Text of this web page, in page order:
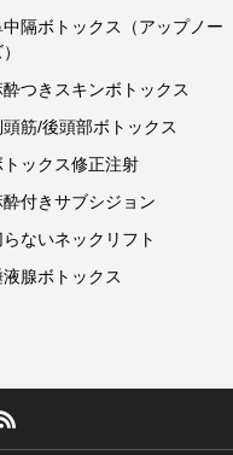
中隔ボトックス（アップノー
酔つきスキンボトックス
頭筋/後頭部ボトックス
トックス修正注射
酔付きサブシジョン
らないネックリフト
液腺ボトックス